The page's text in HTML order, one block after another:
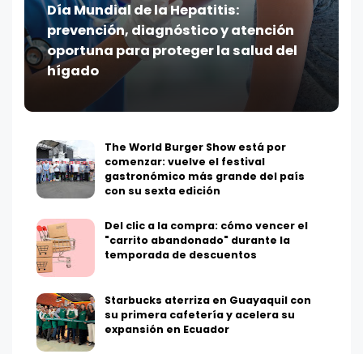
Día Mundial de la Hepatitis:
prevención, diagnóstico y atención
oportuna para proteger la salud del
hígado
The World Burger Show está por
comenzar: vuelve el festival
gastronómico más grande del país
con su sexta edición
Del clic a la compra: cómo vencer el
"carrito abandonado" durante la
temporada de descuentos
Starbucks aterriza en Guayaquil con
su primera cafetería y acelera su
expansión en Ecuador